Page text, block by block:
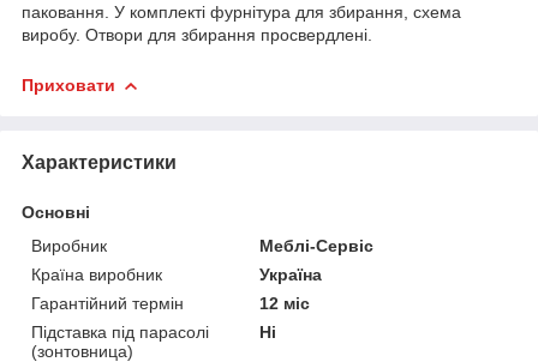
паковання. У комплекті фурнітура для збирання, схема
виробу. Отвори для збирання просвердлені.
Приховати
Характеристики
Основні
Виробник
Меблі-Сервіс
Країна виробник
Україна
Гарантійний термін
12 міс
Підставка під парасолі
(зонтовница)
Ні